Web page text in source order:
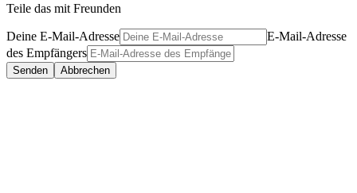
Teile das mit Freunden
Deine E-Mail-Adresse
E-Mail-Adresse
des Empfängers
Senden Abbrechen